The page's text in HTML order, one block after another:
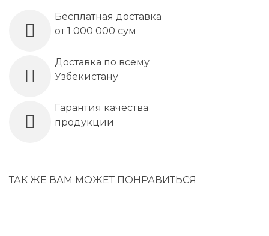
Бесплатная доставка
от 1 000 000 сум
Доставка по всему
Узбекистану
Гарантия качества
продукции
ТАК ЖЕ ВАМ МОЖЕТ ПОНРАВИТЬСЯ